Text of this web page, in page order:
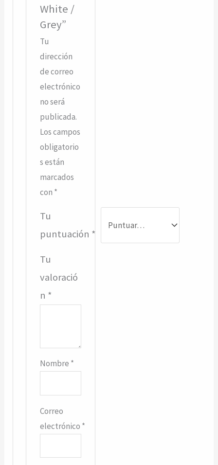
White /
Grey”
Tu
dirección
de correo
electrónico
no será
publicada.
Los campos
obligatorio
s están
marcados
con *
Tu
puntuación *
Tu
valoració
n *
Nombre *
Correo
electrónico *